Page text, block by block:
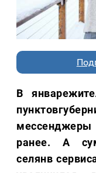
В
ранее. А
селянв